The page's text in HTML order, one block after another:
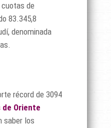
de
83.345,8
denominada
récord de 3094
de Oriente
saber los